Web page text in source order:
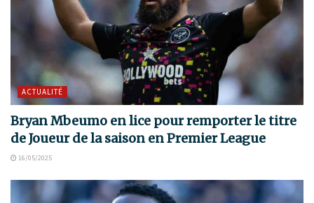
ACTUALITÉ
Bryan Mbeumo en lice pour remporter le titre
de Joueur de la saison en Premier League
16/05/2025